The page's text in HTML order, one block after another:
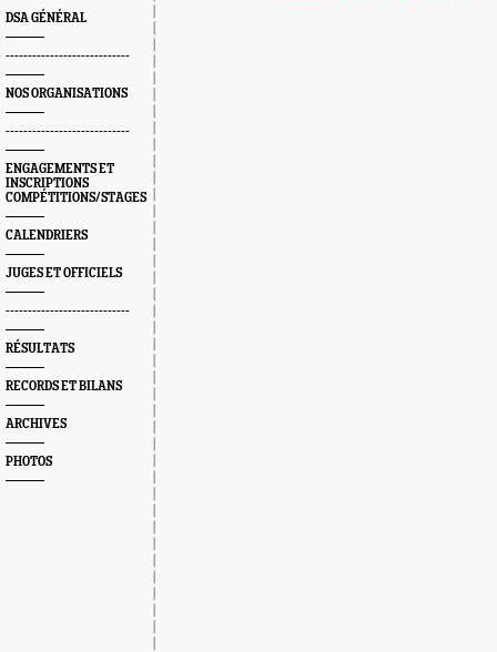
DSA GÉNÉRAL
----------------------------
NOS ORGANISATIONS
----------------------------
ENGAGEMENTS ET
INSCRIPTIONS
COMPÉTITIONS/STAGES
CALENDRIERS
JUGES ET OFFICIELS
----------------------------
RÉSULTATS
RECORDS ET BILANS
ARCHIVES
PHOTOS